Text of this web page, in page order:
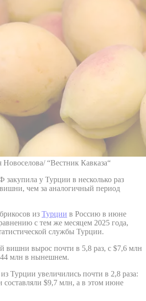
“Вестник Кавказа“
закупила у Турции в несколько раз
чем за аналогичный период
из Турции в Россию в июне
с тем же месяцем 2025 года,
службы Турции.
вишни вырос почти в 5,8 раз, с $7,6 млн
млн в нынешнем.
Турции увеличились почти в 2,8 раза:
составляли $9,7 млн, а в этом июне